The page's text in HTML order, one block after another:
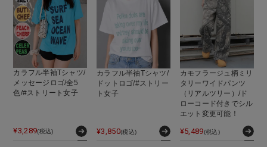
カラフル半袖Tシャツ/
メッセージロゴ/全5
色/#ストリート女子
¥3,289(税込)
カラフル半袖Tシャツ/
ドットロゴ/#ストリー
ト女子
¥3,850(税込)
カモフラージュ柄ミリ
タリーワイドパンツ
（リアルツリー）/ド
ローコード付きでシル
エット変更可能！
¥5,489(税込)